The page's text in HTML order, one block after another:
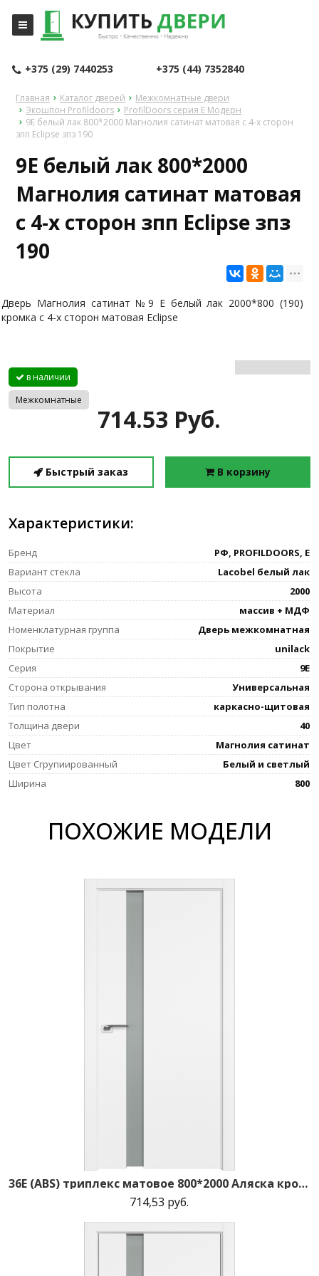
+375 (29) 7440253 +375 (44) 7352840
Главная Каталог дверей
Межкомнатные двери
Экошпон Profildoors
ProfilDoors серия E Модерн
9E белый лак 800*2000 Магнолия сатинат матовая с 4-х сторон
зпп Eclipse зпз 190
9E белый лак 800*2000
Магнолия сатинат матовая
с 4-х сторон зпп Eclipse зпз
190
Дверь Магнолия сатинат №9 E белый лак 2000*800 (190)
кромка с 4-х сторон матовая Eclipse
в наличии
Межкомнатные
714.53 Руб.
Быстрый заказ В корзину
Характеристики:
Бренд
РФ, PROFILDOORS, E
Вариант стекла
Lacobel белый лак
Высота
2000
Материал
массив + МДФ
Номенклатурная группа
Дверь межкомнатная
Покрытие
unilack
Серия
9E
Сторона открывания
Универсальная
Тип полотна
каркасно-щитовая
Толщина двери
40
Цвет
Магнолия сатинат
Цвет Сгрупиированный
Белый и светлый
Ширина
800
ПОХОЖИЕ МОДЕЛИ
36E (ABS) триплекс матовое 800*2000 Аляска кромка в цвет зпп Eclipse зпз 190
714,53 руб.